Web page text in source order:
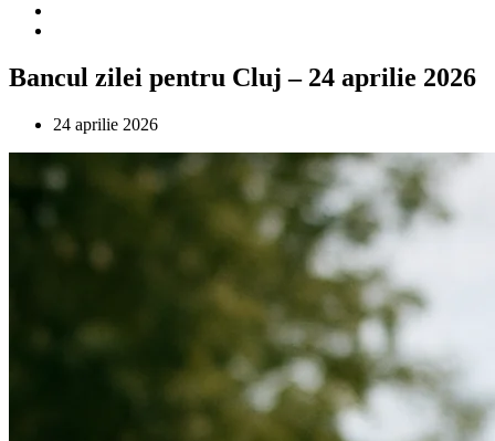
Bancul zilei pentru Cluj – 24 aprilie 2026
24 aprilie 2026